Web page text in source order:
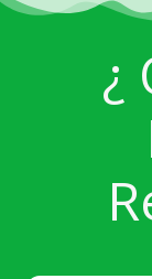
¿